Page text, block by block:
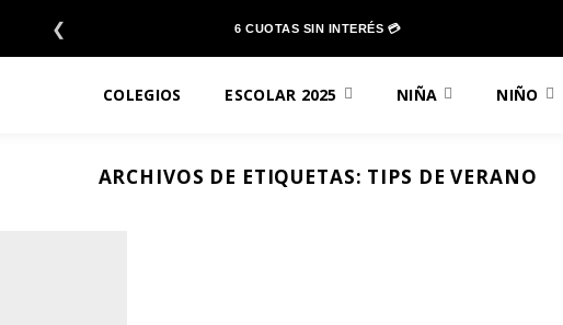
❮ 6 CUOTAS SIN INTERÉS 💳
COLEGIOS ESCOLAR 2025 NIÑA NIÑO
ARCHIVOS DE ETIQUETAS: TIPS DE VERANO